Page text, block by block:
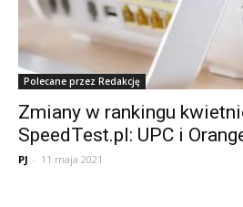
Polecane przez Redakcję
Zmiany w rankingu
SpeedTest.pl: UPC i
PJ - 11 maja 2021